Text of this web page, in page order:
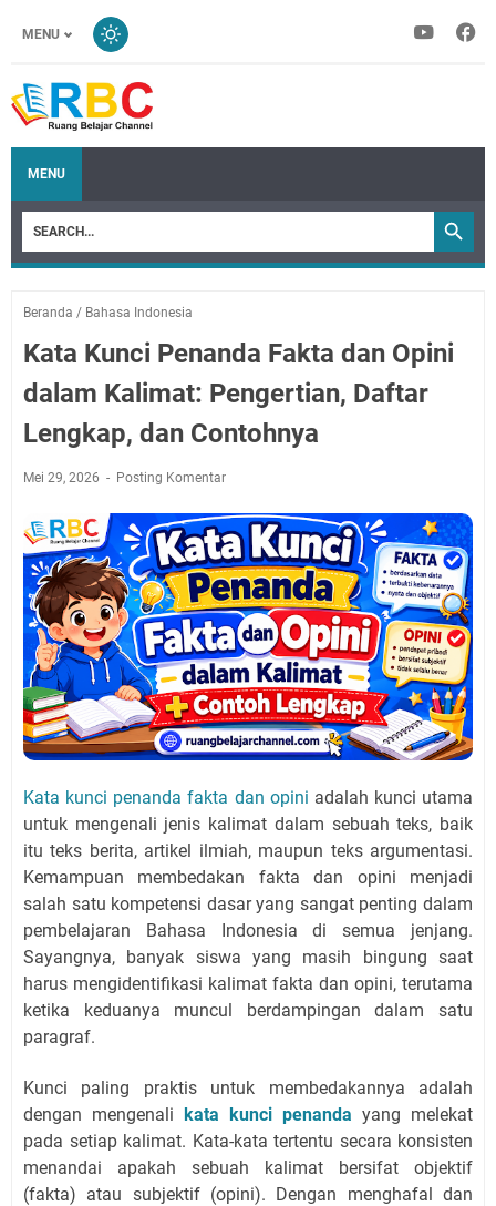
MENU
MENU
Beranda / Bahasa Indonesia
Kata Kunci Penanda Fakta dan Opini
dalam Kalimat: Pengertian, Daftar
Lengkap, dan Contohnya
Mei 29, 2026 Posting Komentar
Kata kunci penanda fakta dan opini adalah kunci utama
untuk mengenali jenis kalimat dalam sebuah teks, baik
itu teks berita, artikel ilmiah, maupun teks argumentasi.
Kemampuan membedakan fakta dan opini menjadi
salah satu kompetensi dasar yang sangat penting dalam
pembelajaran Bahasa Indonesia di semua jenjang.
Sayangnya, banyak siswa yang masih bingung saat
harus mengidentifikasi kalimat fakta dan opini, terutama
ketika keduanya muncul berdampingan dalam satu
paragraf.
Kunci paling praktis untuk membedakannya adalah
dengan mengenali kata kunci penanda yang melekat
pada setiap kalimat. Kata-kata tertentu secara konsisten
menandai apakah sebuah kalimat bersifat objektif
(fakta) atau subjektif (opini). Dengan menghafal dan